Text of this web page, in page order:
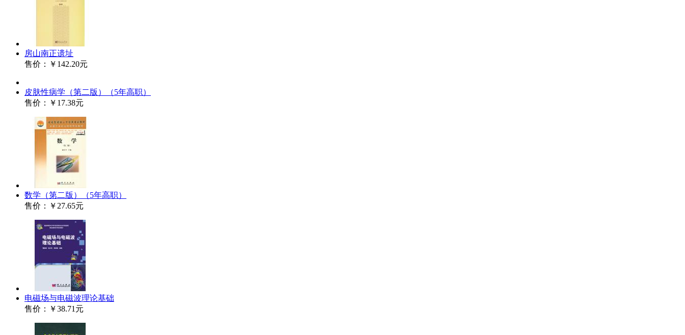
房山南正遗址
售价：
￥142.20元
皮肤性病学（第二版）（5年高职）
售价：
￥17.38元
数学（第二版）（5年高职）
售价：
￥27.65元
电磁场与电磁波理论基础
售价：
￥38.71元